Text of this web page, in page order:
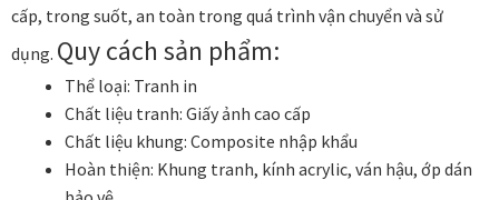
Đóng khung tranh theo yêu cầu
Đóng khung tranh thảm Dubai
Đóng khung ảnh
cấp, trong suốt, an toàn trong quá trình vận chuyển và sử
dụng. Quy cách sản phẩm:
Thể loại: Tranh in
Chất liệu tranh: Giấy ảnh cao cấp
Chất liệu khung: Composite nhập khẩu
Hoàn thiện: Khung tranh, kính acrylic, ván hậu, ớp dán